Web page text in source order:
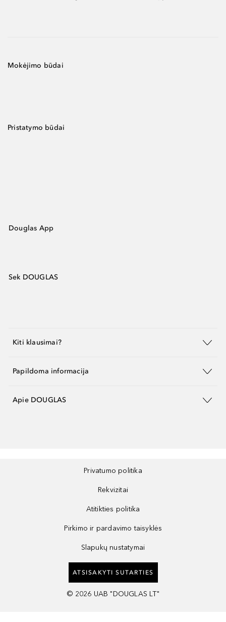
Mokėjimo būdai
Pristatymo būdai
Douglas App
Sek DOUGLAS
Kiti klausimai?
Papildoma informacija
Apie DOUGLAS
Privatumo politika
Rekvizitai
Atitikties politika
Pirkimo ir pardavimo taisyklės
Slapukų nustatymai
ATSISAKYTI SUTARTIES
© 2026 UAB "DOUGLAS LT"